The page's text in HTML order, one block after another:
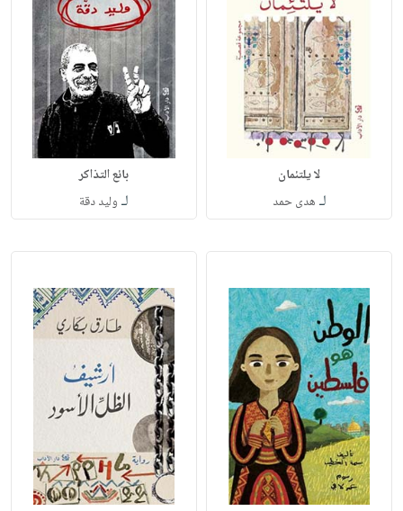
لا يلتئمان
لـ هدى حمد
بائع التذاكر
لـ وليد دقة